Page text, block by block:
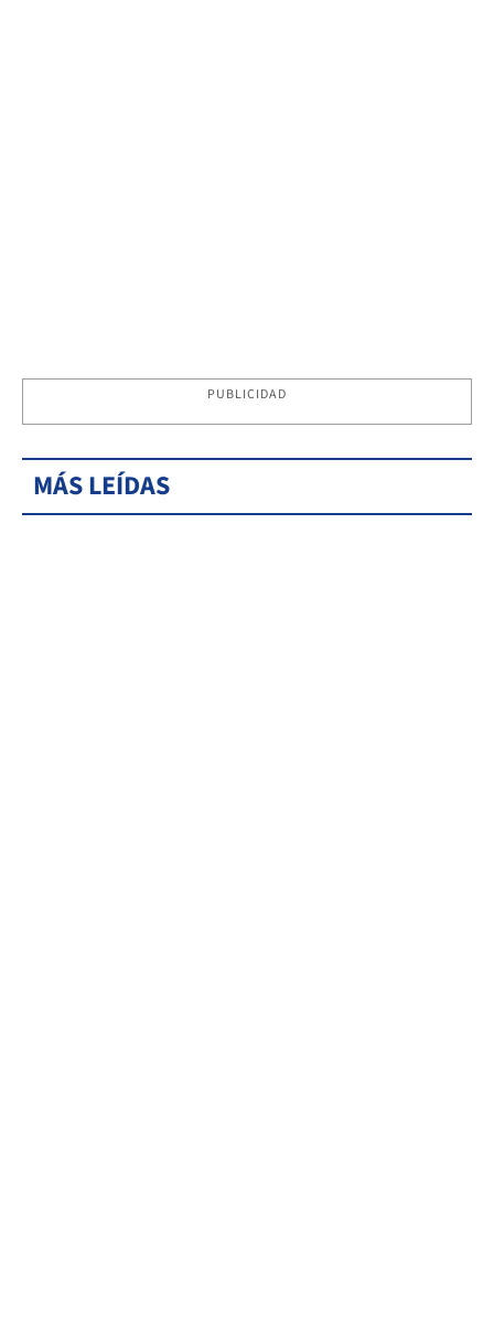
PUBLICIDAD
MÁS LEÍDAS